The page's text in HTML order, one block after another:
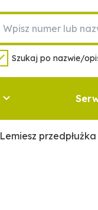
Szukaj po nazwie/
Lemiesz